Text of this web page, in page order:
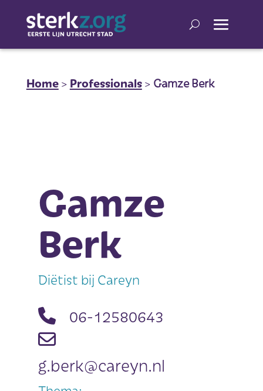
Home> Professionals> Gamze Berk
Gamze
Berk
Diëtist bij Careyn
06-12580643
g.berk@careyn.nl